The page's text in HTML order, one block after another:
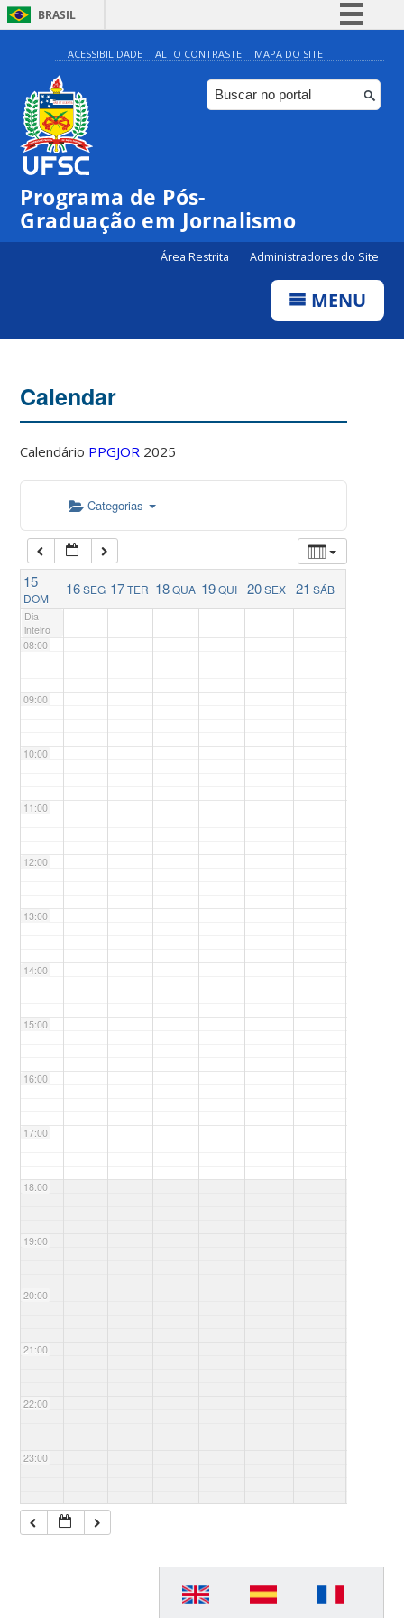
BRASIL
Simplifique!
Comunica BR
Participe
ACESSIBILIDADE ALTO CONTRASTE MAPA DO SITE
Programa de Pós-
Graduação em Jornalismo
Área Restrita Administradores do Site
MENU
Calendar
Calendário PPGJOR 2025
Categorias
15
DOM
16SEG 17TER 18QUA 19QUI 20SEX 21 SÁB
Dia
inteiro
00:00
05:00
06:00
07:00
08:00
09:00
10:00
11:00
12:00
13:00
14:00
15:00
16:00
17:00
18:00
19:00
20:00
21:00
22:00
23:00